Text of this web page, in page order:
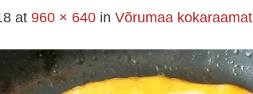
at 960 × 640 in Võrumaa kokaraamat